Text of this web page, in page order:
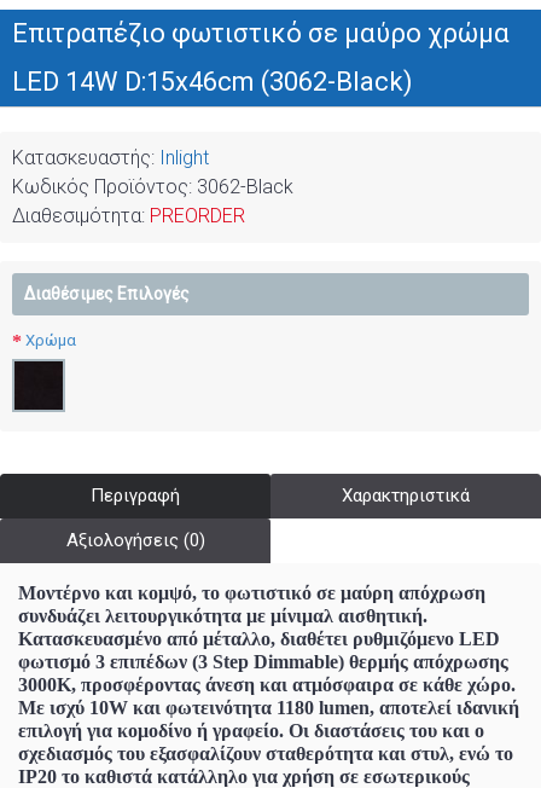
Επιτραπέζιο φωτιστικό σε μαύρο χρώμα
LED 14W D:15x46cm (3062-Black)
Κατασκευαστής: Inlight
Κωδικός Προϊόντος: 3062-Black
Διαθεσιμότητα: PREORDER
Διαθέσιμες Επιλογές
Χρώμα
Περιγραφή Χαρακτηριστικά
Αξιολογήσεις (0)
Μοντέρνο και κομψό, το φωτιστικό σε μαύρη απόχρωση
συνδυάζει λειτουργικότητα με μίνιμαλ αισθητική.
Κατασκευασμένο από μέταλλο, διαθέτει ρυθμιζόμενο LED
φωτισμό 3 επιπέδων (3 Step Dimmable) θερμής απόχρωσης
3000K, προσφέροντας άνεση και ατμόσφαιρα σε κάθε χώρο.
Με ισχύ 10W και φωτεινότητα 1180 lumen, αποτελεί ιδανική
επιλογή για κομοδίνο ή γραφείο. Οι διαστάσεις του και ο
σχεδιασμός του εξασφαλίζουν σταθερότητα και στυλ, ενώ το
IP20 το καθιστά κατάλληλο για χρήση σε εσωτερικούς